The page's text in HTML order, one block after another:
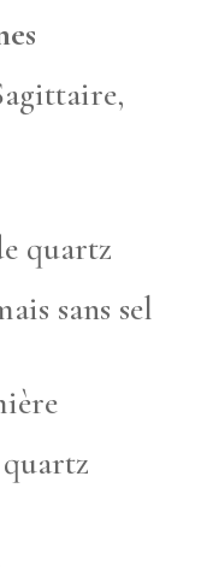
quartz
sans sel